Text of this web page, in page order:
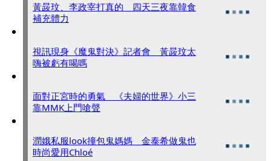
黃晸玟、李政宰打真的 四天三夜靠韓食
補充體力
視訊現身《魔鬼對決》記者會 黃晸玟太
嗨被虧有喝嗎
面對正宮時的勇氣 《夫婦的世界》小三
靠MMK上門嗆聲
潤娥私服look撞包鬼媽媽 金泰希做鬼也
時尚愛用Chloé